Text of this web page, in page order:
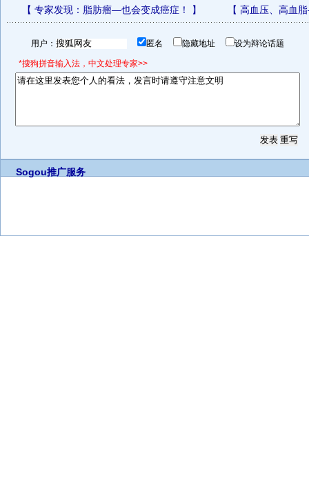
【 专家发现：脂肪瘤—也会变成癌症！ 】 【 高血压、高血
用户： 匿名 隐藏地址 设为辩论话题
*搜狗拼音输入法，中文处理专家>>
Sogou推广服务